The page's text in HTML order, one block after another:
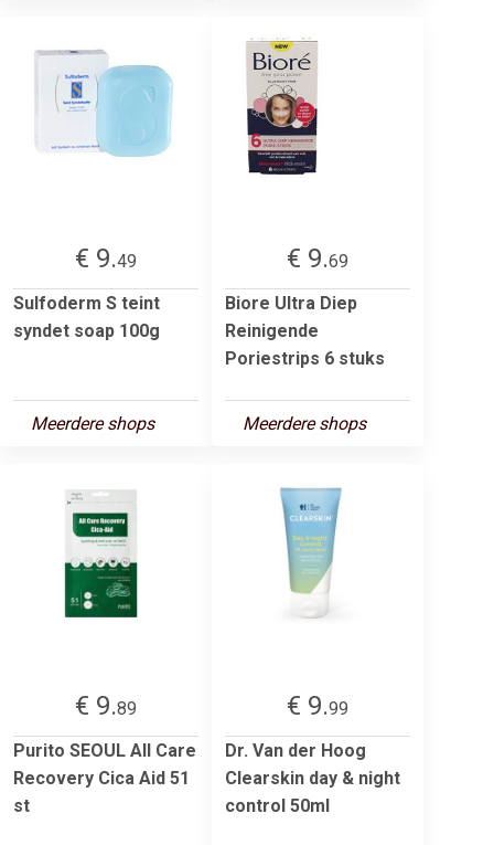
€ 9.49
Sulfoderm S teint
syndet soap 100g
Meerdere shops
€ 9.69
Biore Ultra Diep
Reinigende
Poriestrips 6 stuks
Meerdere shops
€ 9.89
Purito SEOUL All Care
Recovery Cica Aid 51
st
€ 9.99
Dr. Van der Hoog
Clearskin day & night
control 50ml